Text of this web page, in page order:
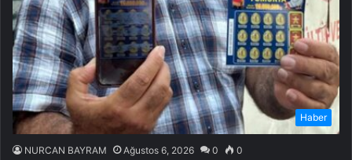
Haber
NURCAN BAYRAM Ağustos 6, 2026 0 0